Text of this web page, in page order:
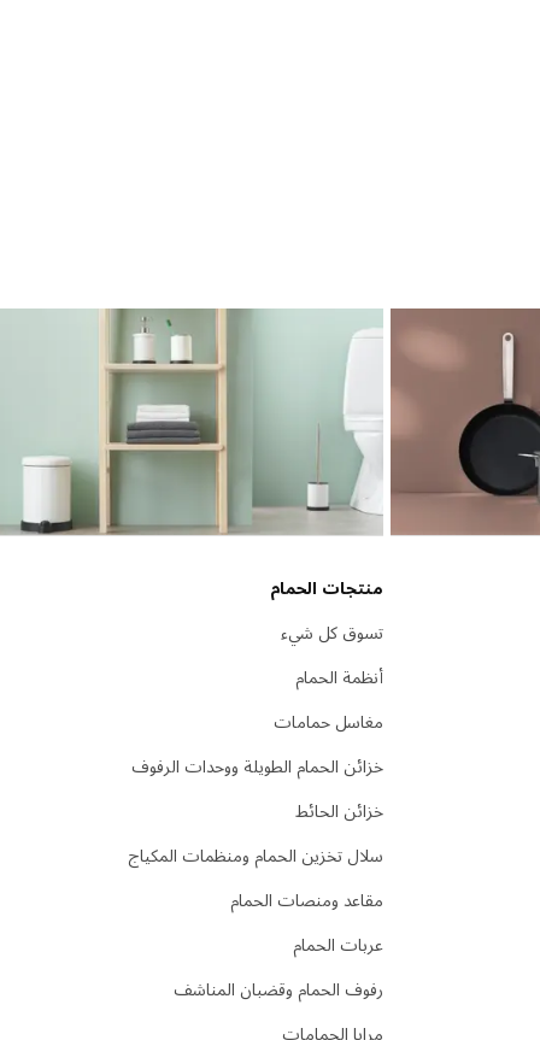
منتجات الحمام
تسوق كل شيء
أنظمة الحمام
مغاسل حمامات
خزائن الحمام الطويلة ووحدات الرفوف
خزائن الحائط
سلال تخزين الحمام ومنظمات المكياج
مقاعد ومنصات الحمام
عربات الحمام
رفوف الحمام وقضبان المناشف
مرايا الحمامات